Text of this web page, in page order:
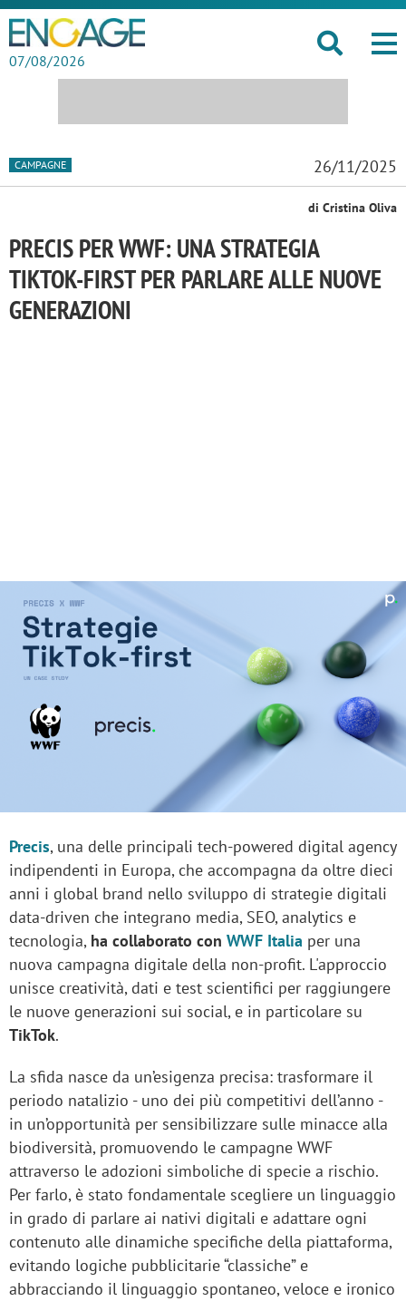
07/08/2026
CAMPAGNE 26/11/2025
di Cristina Oliva
PRECIS PER WWF: UNA STRATEGIA
TIKTOK-FIRST PER PARLARE ALLE NUOVE
GENERAZIONI
Precis, una delle principali tech-powered digital agency
indipendenti in Europa, che accompagna da oltre dieci
anni i global brand nello sviluppo di strategie digitali
data-driven che integrano media, SEO, analytics e
tecnologia, ha collaborato con WWF Italia per una
nuova campagna digitale della non-profit. L'approccio
unisce creatività, dati e test scientifici per raggiungere
le nuove generazioni sui social, e in particolare su
TikTok.
La sfida nasce da un’esigenza precisa: trasformare il
periodo natalizio - uno dei più competitivi dell’anno -
in un’opportunità per sensibilizzare sulle minacce alla
biodiversità, promuovendo le campagne WWF
attraverso le adozioni simboliche di specie a rischio.
Per farlo, è stato fondamentale scegliere un linguaggio
in grado di parlare ai nativi digitali e adattare ogni
contenuto alle dinamiche specifiche della piattaforma,
evitando logiche pubblicitarie “classiche” e
abbracciando il linguaggio spontaneo, veloce e ironico